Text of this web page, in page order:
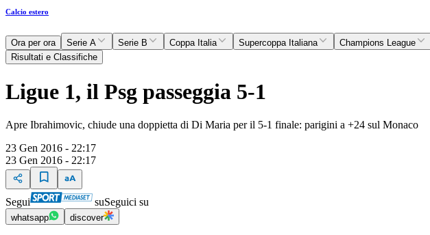
Calcio estero
Ora per ora Serie A Serie B Coppa Italia Supercoppa Italiana Champions League
Risultati e Classifiche
Ligue 1, il Psg passeggia 5-1
Apre Ibrahimovic, chiude una doppietta di Di Maria per il 5-1 finale: parigini a +24 sul Monaco
23 Gen 2016 - 22:17
23 Gen 2016 - 22:17
Segui suSeguici su
whatsapp discover